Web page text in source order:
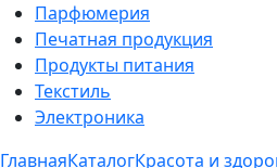
Парфюмерия
Печатная продукция
Продукты питания
Текстиль
Электроника
ГлавнаяКаталогКрасота и